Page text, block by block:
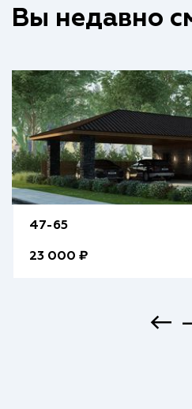
Вы недавно
47-65
23 000 ₽